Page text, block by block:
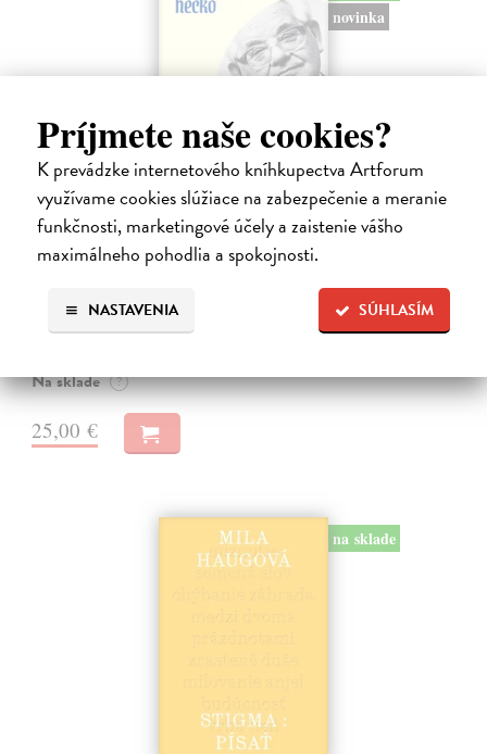
Príjmete naše cookies?
K prevádzke internetového kníhkupectva Artforum
využívame cookies slúžiace na zabezpečenie a meranie
funkčnosti, marketingové účely a zaistenie vášho
maximálneho pohodlia a spokojnosti.
SÚHLASÍM
NASTAVENIA
novinka
Dobrodružstvo prekladu
Hečko Blahoslav | Kniha
„Nádherná kniha o úskaliach prekladateľského remesla a bohatstve
nášho jazyka.“ Adam Berka, vydavateľ Blahoslav Hečko (*1915 Suchá
nad Parnou – †2002 Bratislava) je jedny´m z najvy´znamnejších
Na sklade ?
25,00 €
na sklade